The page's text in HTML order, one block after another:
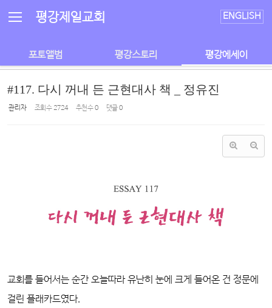
평강제일교회 ENGLISH
포토앨범 평강스토리 평강에세이
#117. 다시 꺼내 든 근현대사 책 _ 정유진
관리자 조회 수2724 추천 수0 댓글0
교회를 들어서는 순간 오늘따라 유난히 눈에 크게 들어온 건 정문에
걸린 플래카드였다.